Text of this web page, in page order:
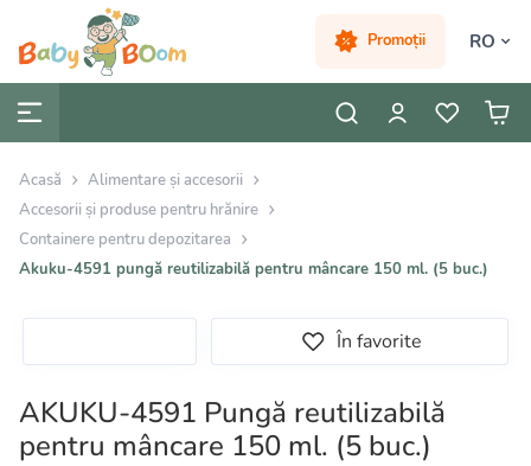
Promoții RO
Acasă
Alimentare și accesorii
Accesorii și produse pentru hrănire
Containere pentru depozitarea
Akuku-4591 pungă reutilizabilă pentru mâncare 150 ml. (5 buc.)
În favorite
AKUKU-4591 Pungă reutilizabilă
pentru mâncare 150 ml. (5 buc.)